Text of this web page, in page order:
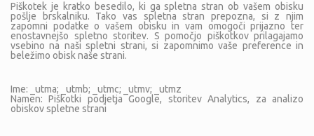
Piškotek je kratko besedilo, ki ga spletna stran ob vašem obisku
pošlje brskalniku. Tako vas spletna stran prepozna, si z njim
zapomni podatke o vašem obisku in vam omogoči prijazno ter
enostavnejšo spletno storitev. S pomočjo piškotkov prilagajamo
vsebino na naši spletni strani, si zapomnimo vaše preference in
beležimo obisk naše strani.
Ime: _utma; _utmb; _utmc; _utmv; _utmz
Namen: Piškotki podjetja Google, storitev Analytics, za analizo
obiskov spletne strani